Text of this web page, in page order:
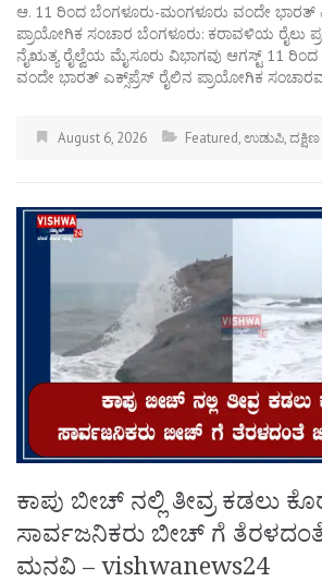
ಆ. 11 ರಿಂದ ಬೆಂಗಳೂರು-ಮಂಗಳೂರು ವಂದೇ ಭಾರತ್
ಪ್ರಾಯೋಗಿಕ ಸಂಚಾರ ಬೆಂಗಳೂರು: ಕರಾವಳಿಯ ರೈಲು
ನೈಋತ್ಯ ರೈಲ್ವೆಯ ಮೈಸೂರು ವಿಭಾಗವು ಆಗಸ್ಟ್ 11
ವಂದೇ ಭಾರತ್ ಎಕ್ಸ್‌ಪ್ರೆಸ್ ರೈಲಿನ ಪ್ರಾಯೋಗಿಕ
August 6, 2026 Featured,ಉಡುಪಿ,
ಕಾಪು ಬೀಚ್ ನಲ್ಲಿ ತೀವ್ರ ಕಡಲು
ಸಾರ್ವಜನಿಕರು ಬೀಚ್‌ ಗೆ
ಮನವಿ – vishwanews24